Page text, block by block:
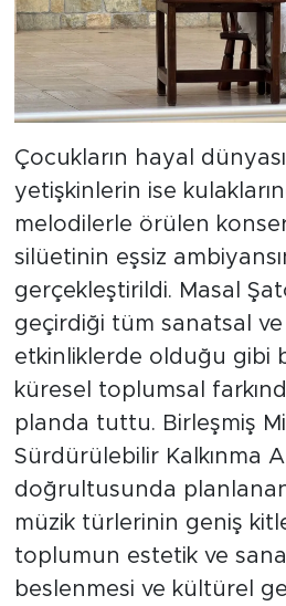
Çocukların hayal
yetişkinlerin ise
melodilerle örülen
silüetinin eşsiz
gerçekleştirildi. Masal
geçirdiği tüm sanatsal ve
etkinliklerde olduğu gibi
küresel toplumsal
planda tuttu. Birleşmiş
Sürdürülebilir Kalkınma
doğrultusunda
müzik türlerinin geniş
toplumun estetik ve
beslenmesi ve kültürel